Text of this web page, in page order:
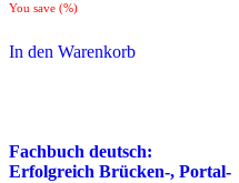
You save (%)
In den Warenkorb
Fachbuch deutsch:
Erfolgreich Brücken-, Portal-